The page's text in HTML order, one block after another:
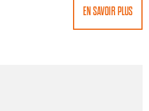
EN SAVOIR PLUS